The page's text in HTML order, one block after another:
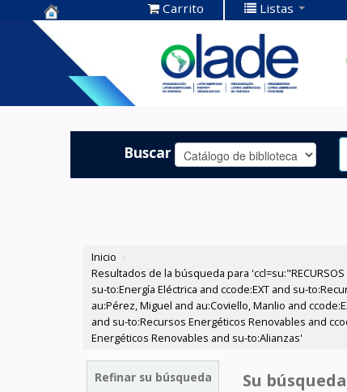
Centro de
Documentación
OLADE -
Carrito Listas
Buscar
Inicio ›
Resultados de la búsqueda para
su-to:Energía Eléctrica and ccode:EXT and su-
au:Pérez, Miguel and au:Coviello, Manlio and
and su-to:Recursos Energéticos Renovables and
Energéticos Renovables and su-to:Alianzas'
Refinar su búsqueda Su